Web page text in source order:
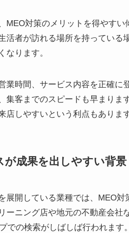
MEO対策のメリットを得やすい
活者が訪れる場所を持っている
なります。
業時間、サービス内容を正確に
集客までのスピードも早まりま
店しやすいという利点もあります
が成果を出しやすい背景
展開している業種では、MEO
ーニング店や地元の不動産会社
での検索がしばしば行われます。